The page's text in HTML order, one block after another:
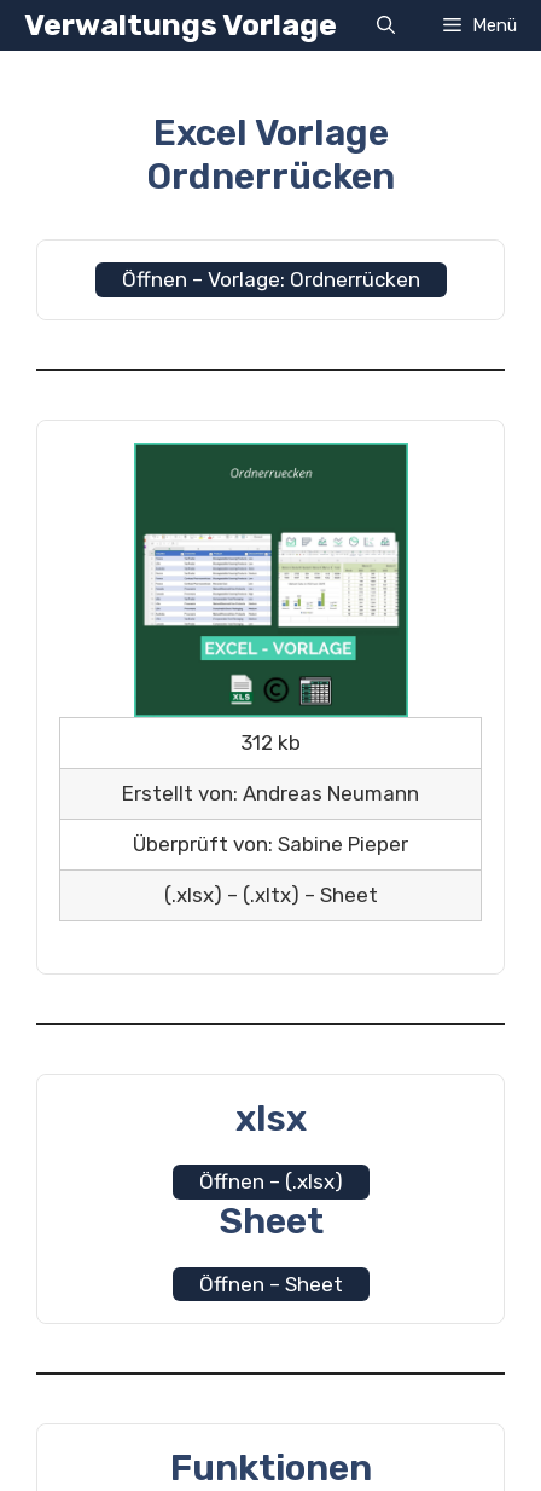
ZumVerwaltungs Vorlage Menü
Excel Vorlage
Ordnerrücken
Öffnen – Vorlage: Ordnerrücken
312 kb
Erstellt von: Andreas Neumann
Überprüft von: Sabine Pieper
(.xlsx) – (.xltx) – Sheet
xlsx
Öffnen – (.xlsx)
Sheet
Öffnen – Sheet
Funktionen